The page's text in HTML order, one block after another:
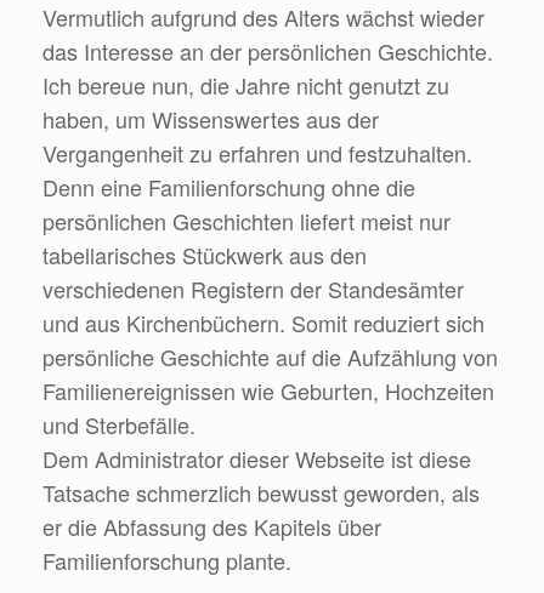
Vermutlich aufgrund des Alters wächst wieder
das Interesse an der persönlichen Geschichte.
Ich bereue nun, die Jahre nicht genutzt zu
haben, um Wissenswertes aus der
Vergangenheit zu erfahren und festzuhalten.
Denn eine Familienforschung ohne die
persönlichen Geschichten liefert meist nur
tabellarisches Stückwerk aus den
verschiedenen Registern der Standesämter
und aus Kirchenbüchern. Somit reduziert sich
persönliche Geschichte auf die Aufzählung von
Familienereignissen wie Geburten, Hochzeiten
und Sterbefälle.
Dem Administrator dieser Webseite ist diese
Tatsache schmerzlich bewusst geworden, als
er die Abfassung des Kapitels über
Familienforschung plante.